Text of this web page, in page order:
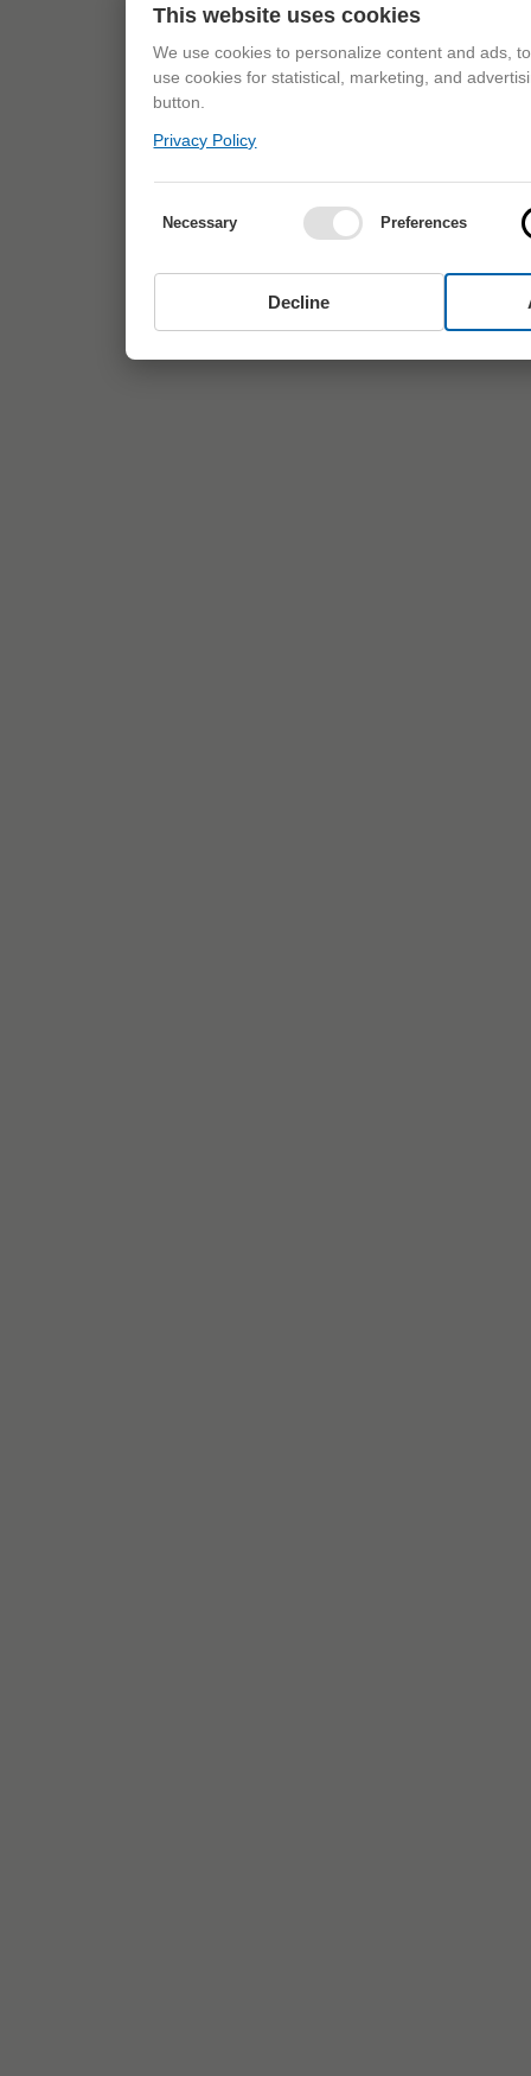
This website uses cookies
We use cookies to personalize content and ads,
use cookies for statistical, marketing, and
button.
Privacy Policy
Necessary Preferences
Decline